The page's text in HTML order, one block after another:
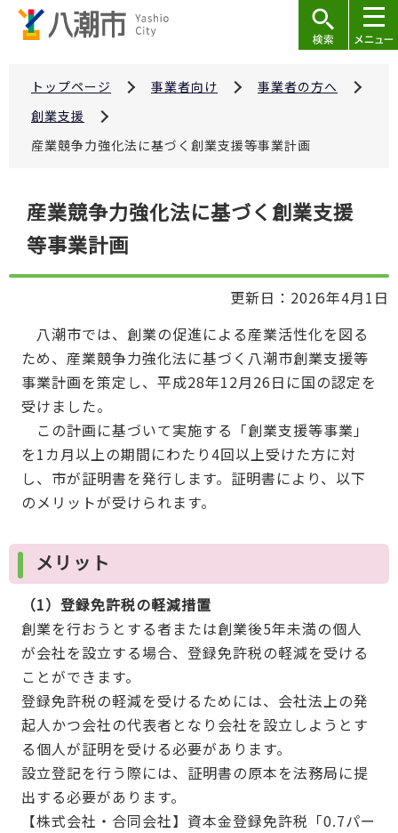
トップページ 事業者向け
事業者の方へ
創業支援
産業競争力強化法に基づく創業支援等事業計画
産業競争力強化法に基づく創業支援
等事業計画
更新日：2026年4月1日
八潮市では、創業の促進による産業活性化を図る
ため、産業競争力強化法に基づく八潮市創業支援等
事業計画を策定し、平成28年12月26日に国の認定を
受けました。
この計画に基づいて実施する「創業支援等事業」
を1カ月以上の期間にわたり4回以上受けた方に対
し、市が証明書を発行します。証明書により、以下
のメリットが受けられます。
メリット
（1）登録免許税の軽減措置
創業を行おうとする者または創業後5年未満の個人
が会社を設立する場合、登録免許税の軽減を受ける
ことができます。
登録免許税の軽減を受けるためには、会社法上の発
起人かつ会社の代表者となり会社を設立しようとす
る個人が証明を受ける必要があります。
設立登記を行う際には、証明書の原本を法務局に提
出する必要があります。
【株式会社・合同会社】資本金登録免許税「0.7パー